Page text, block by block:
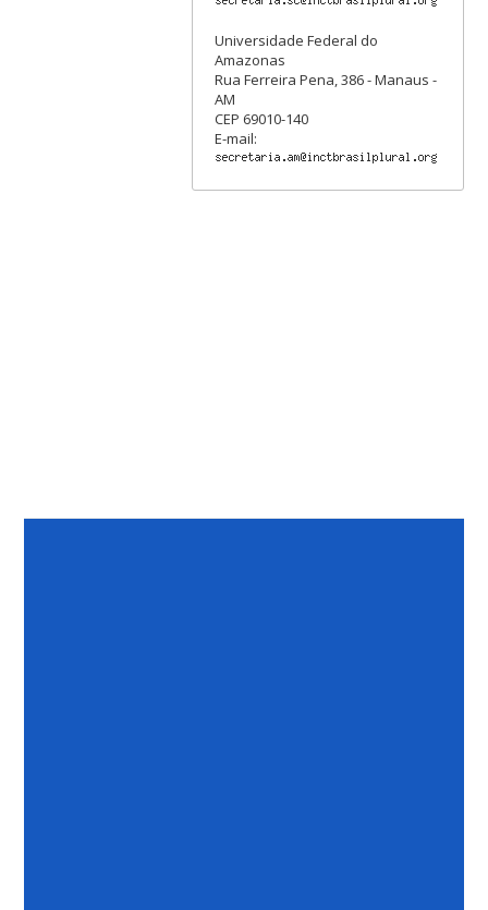
Universidade Federal do
Amazonas
Rua Ferreira Pena, 386 - Manaus -
AM
CEP 69010-140
E-mail: